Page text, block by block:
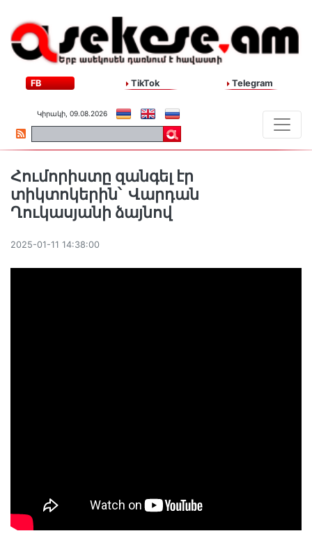
FB TikTok Telegram
Կիրակի, 09.08.2026
Հումորիստը զանգել էր
տիկտոկերին՝ Վարդան
Ղուկասյանի ձայնով
2025-01-11 14:38:00